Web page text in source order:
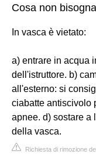
Cosa non
In vasca è vietato:
a) entrare in acqua
dell'istruttore. b)
all'esterno: si
ciabatte antiscivolo
apnee. d) sostare a
della vasca.
Richiesta di rimozione